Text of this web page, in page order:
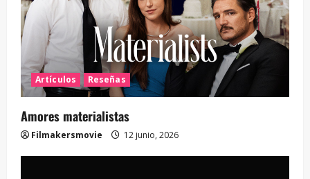
Artículos Reseñas
Amores materialistas
Filmakersmovie 12 junio, 2026